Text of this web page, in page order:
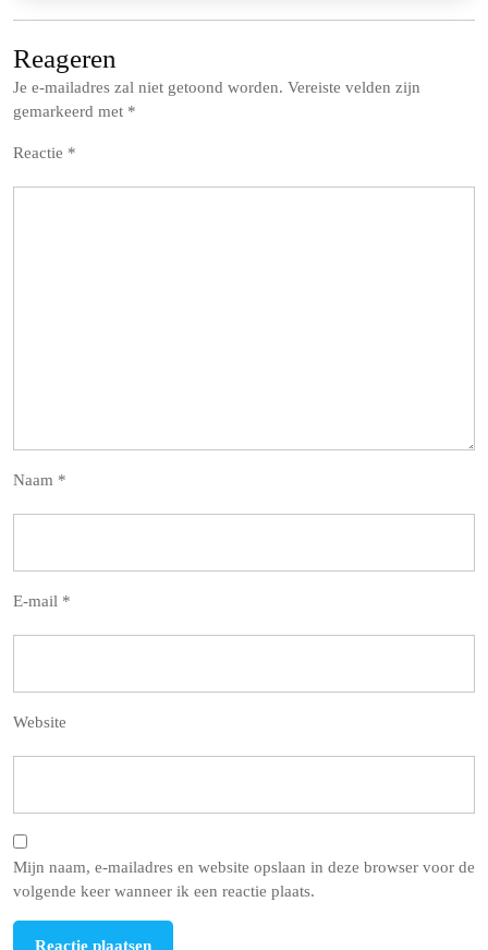
Reageren
Je e-mailadres zal niet getoond worden. Vereiste velden zijn
gemarkeerd met *
Reactie *
Naam *
E-mail *
Website
Mijn naam, e-mailadres en website opslaan in deze browser voor de
volgende keer wanneer ik een reactie plaats.